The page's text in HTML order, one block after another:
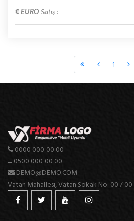
EURO Satış :
1
0000 000 00 00
0500 000 00 00
DEMO@DEMO.COM
Vatan Mahallesi, Vatan Sokak No: 00 / 00